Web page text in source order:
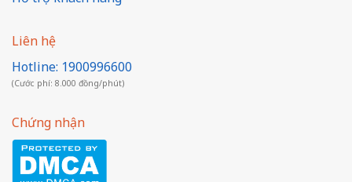
Liên hệ
Hotline: 1900996600
(Cước phí: 8.000 đồng/phút)
Chứng nhận